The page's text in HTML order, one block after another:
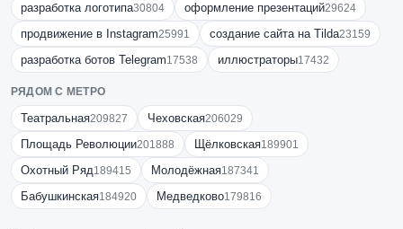
разработка логотипа30804 оформление презентаций29624
продвижение в Instagram25991 создание сайта на Tilda23159
разработка ботов Telegram17538 иллюстраторы17432
РЯДОМ С МЕТРО
Театральная209827 Чеховская206029
Площадь Революции201888 Щёлковская189901
Охотный Ряд189415 Молодёжная187341
Бабушкинская184920 Медведково179816